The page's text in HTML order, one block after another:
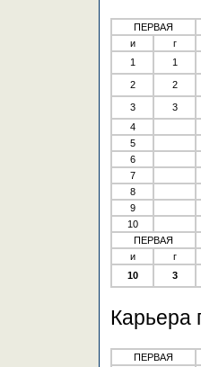
ПЕРВАЯ
и г
1
1
2 2
3 3
4
5
6
7
8
9
10
ПЕРВАЯ
и
г
10
3
Карьера
ПЕРВАЯ